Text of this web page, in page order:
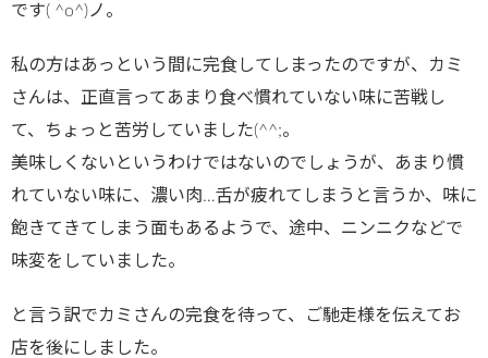
です( ^o^)ノ。
私の方はあっという間に完食してしまったのですが、カミ
さんは、正直言ってあまり食べ慣れていない味に苦戦し
て、ちょっと苦労していました(^^;。
美味しくないというわけではないのでしょうが、あまり慣
れていない味に、濃い肉…舌が疲れてしまうと言うか、味に
飽きてきてしまう面もあるようで、途中、ニンニクなどで
味変をしていました。
と言う訳でカミさんの完食を待って、ご馳走様を伝えてお
店を後にしました。